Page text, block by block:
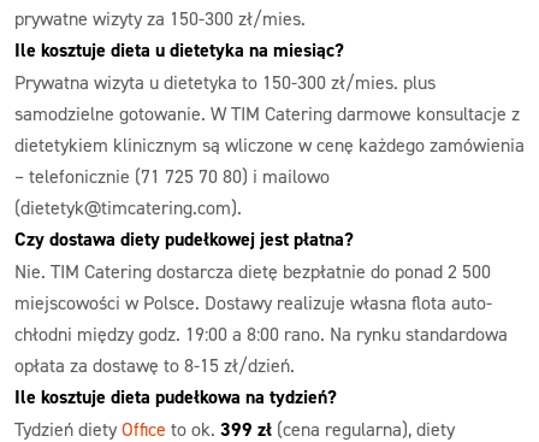
prywatne wizyty za 150-300 zł/mies.
Ile kosztuje dieta u dietetyka na miesiąc?
Prywatna wizyta u dietetyka to 150-300 zł/mies. plus
samodzielne gotowanie. W TIM Catering darmowe konsultacje z
dietetykiem klinicznym są wliczone w cenę każdego zamówienia
– telefonicznie (71 725 70 80) i mailowo
(dietetyk@timcatering.com).
Czy dostawa diety pudełkowej jest płatna?
Nie. TIM Catering dostarcza dietę bezpłatnie do ponad 2 500
miejscowości w Polsce. Dostawy realizuje własna flota auto-
chłodni między godz. 19:00 a 8:00 rano. Na rynku standardowa
opłata za dostawę to 8-15 zł/dzień.
Ile kosztuje dieta pudełkowa na tydzień?
Tydzień diety Office to ok. 399 zł (cena regularna), diety